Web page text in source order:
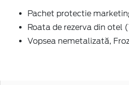
Pachet protectie
Roata de rezerva din otel
Vopsea nemetalizată,